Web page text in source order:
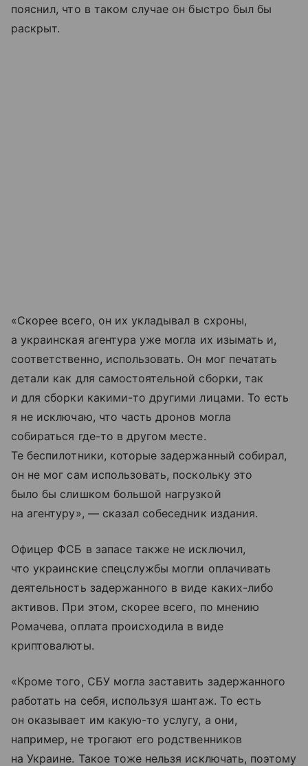
пояснил, что в таком случае он быстро был бы
раскрыт.
«Скорее всего, он их укладывал в схроны,
а украинская агентура уже могла их изымать и,
соответственно, использовать. Он мог печатать
детали как для самостоятельной сборки, так
и для сборки какими-то другими лицами. То есть
я не исключаю, что часть дронов могла
собираться где-то в другом месте.
Те беспилотники, которые задержанный собирал,
он не мог сам использовать, поскольку это
было бы слишком большой нагрузкой
на агентуру», — сказал собеседник издания.
Офицер ФСБ в запасе также не исключил,
что украинские спецслужбы могли оплачивать
деятельность задержанного в виде каких-либо
активов. При этом, скорее всего, по мнению
Ромачева, оплата происходила в виде
криптовалюты.
«Кроме того, СБУ могла заставить задержанного
работать на себя, используя шантаж. То есть
он оказывает им какую-то услугу, а они,
например, не трогают его родственников
на Украине. Такое тоже нельзя исключать, поэтому